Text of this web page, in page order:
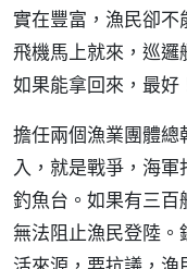
實在豐富，漁民卻
飛機馬上就來，巡邏
如果能拿回來，最好
擔任兩個漁業團體
入，就是戰爭，海
釣魚台。如果有三
無法阻止漁民登陸